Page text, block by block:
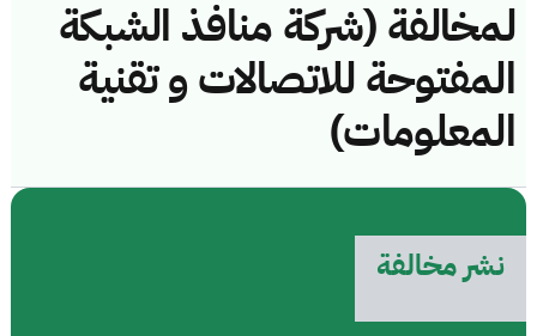
لمخالفة (شركة منافذ الشبكة
المفتوحة للاتصالات و تقنية
المعلومات)
نشر مخالفة